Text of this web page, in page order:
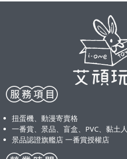
扭蛋機、動漫寄賣格
一番賞、景品、盲盒、PVC、黏土人
景品認證旗艦店 一番賞授權店